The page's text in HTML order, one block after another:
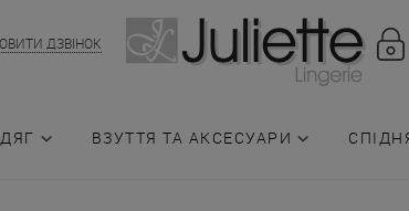
ДЗВІНОК
ВЗУТТЯ ТА АКСЕСУАРИ